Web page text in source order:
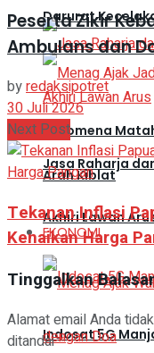
Darurat
Fenomena
Arah Kiblat
EKONOMI
Indosat 5G
Jasa Raharja
Akhiri Lawan
Peserta Zikir
Ambulans dan
byredaksipotret
30 Juli 2026
Next Post
Tekanan Inflasi
Kenaikan Harga
Tinggalkan
Alamat email Anda
ditandai*